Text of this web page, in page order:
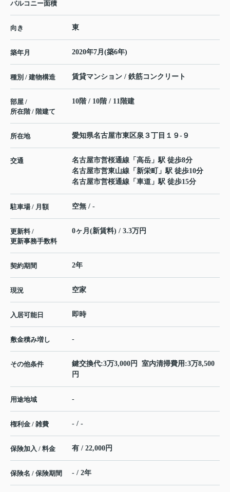
バルコニー面積
向き 東
築年月 2020年7月(築6年)
種別 / 建物構造 賃貸マンション / 鉄筋コンクリート
部屋 /
所在階 / 階建て
10階 / 10階 / 11階建
所在地 愛知県名古屋市東区泉 ３丁目１９-９
交通 名古屋市営桜通線 「 高岳 」駅 徒歩8分
名古屋市営東山線 「 新栄町
」駅 徒歩10分
名古屋市営桜通線 「 車道 」駅 徒歩15分
駐車場 / 月額 空無 / -
更新料 /
更新事務手数料
0ヶ月(新賃料) / 3.3万円
契約期間 2年
現況 空家
入居可能日 即時
敷金積み増し -
その他条件
鍵交換代:3万3,000円 室内清掃費用:3万8,500
円
用途地域 -
権利金 / 雑費 - / -
保険加入 / 料金 有 / 22,000円
保険名 / 保険期間 - / 2年